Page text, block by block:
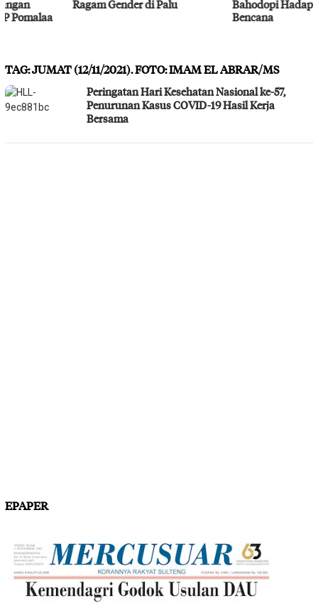
Ragam Gender di Palu
Bahodopi Hadapi Potensi
TAG:JUMAT (12/11/2021). FOTO: IMAM EL ABRAR/MS
Peringatan Hari Kesehatan Nasional ke-57,
Penurunan Kasus COVID-19 Hasil Kerja
Bersama
EPAPER